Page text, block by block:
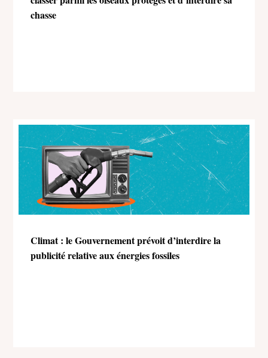
chasse
Climat : le Gouvernement prévoit d’interdire la
publicité relative aux énergies fossiles